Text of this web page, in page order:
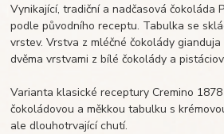
Vynikající, tradiční a nadčasová čokoláda
podle původního receptu. Tabulka se
vrstev. Vrstva z mléčné čokolády
dvěma vrstvami z bílé čokolády a
Varianta klasické receptury Cremino
čokoládovou a měkkou tabulku s
ale dlouhotrvající chutí.